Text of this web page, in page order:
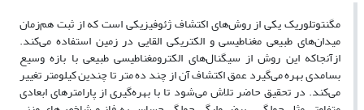
مگنتوتلوریک یکی از روش‌های اکتشاف ژئوفیزیکی است که از ثبت هم‌زمان
میدان‌های طبیعی مغناطیسی و الکتریکی القایی در زمین استفاده می‌کند.
ازآنجاکه این روش از سیگنال‌های الکترومغناطیسی طبیعی با بازه وسیع
بسامدی بهره می‌گیرد عمق اکتشاف آن از چند ده متر تا چندین کیلومتر تغییر
می‌کند. در تحقیق حاضر تلاش می‌‌شود تا با بهره‌گیری از پارامترهای ابعادی